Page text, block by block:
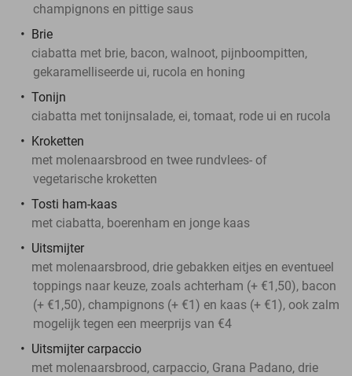
champignons en pittige saus
Brie
ciabatta met brie, bacon, walnoot, pijnboompitten,
gekaramelliseerde ui, rucola en honing
Tonijn
ciabatta met tonijnsalade, ei, tomaat, rode ui en rucola
Kroketten
met molenaarsbrood en twee rundvlees- of
vegetarische kroketten
Tosti ham-kaas
met ciabatta, boerenham en jonge kaas
Uitsmijter
met molenaarsbrood, drie gebakken eitjes en eventueel
toppings naar keuze, zoals achterham (+ €1,50), bacon
(+ €1,50), champignons (+ €1) en kaas (+ €1), ook zalm
mogelijk tegen een meerprijs van €4
Uitsmijter carpaccio
met molenaarsbrood, carpaccio, Grana Padano, drie